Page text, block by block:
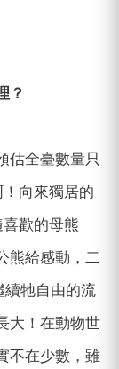
？
估全臺數量只
向來獨居的
歡的母熊
熊給感動，二
續牠自由的流
大！在動物世
不在少數，雖